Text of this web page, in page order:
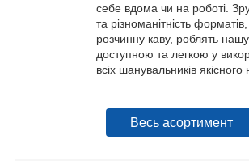
себе вдома чи на роботі.
та різноманітність
розчинну каву, роблять
доступною та легкою у
всіх шанувальників якісного
Весь асортимент